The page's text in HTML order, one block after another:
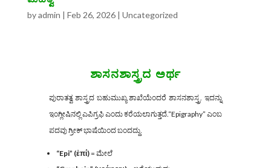
byadmin | Feb 26, 2026| Uncategorized
ಶಾಸನಶಾಸ್ತ್ರದ ಅರ್ಥ
ಪುರಾತತ್ವ ಶಾಸ್ತ್ರದ ಬಹುಮುಖ್ಯ ಶಾಖೆಯೆಂದರೆ ಶಾಸನಶಾಸ್ತ್ರ. ಇದನ್ನು
ಇಂಗ್ಲೀಷಿನಲ್ಲಿ ಎಪಿಗ್ರಫಿ ಎಂದು ಕರೆಯಲಾಗುತ್ತದೆ.“Epigraphy” ಎಂಬ
ಪದವು ಗ್ರೀಕ್ ಭಾಷೆಯಿಂದ ಬಂದದ್ದು.
“Epi” (ἐπί)= ಮೇಲೆ